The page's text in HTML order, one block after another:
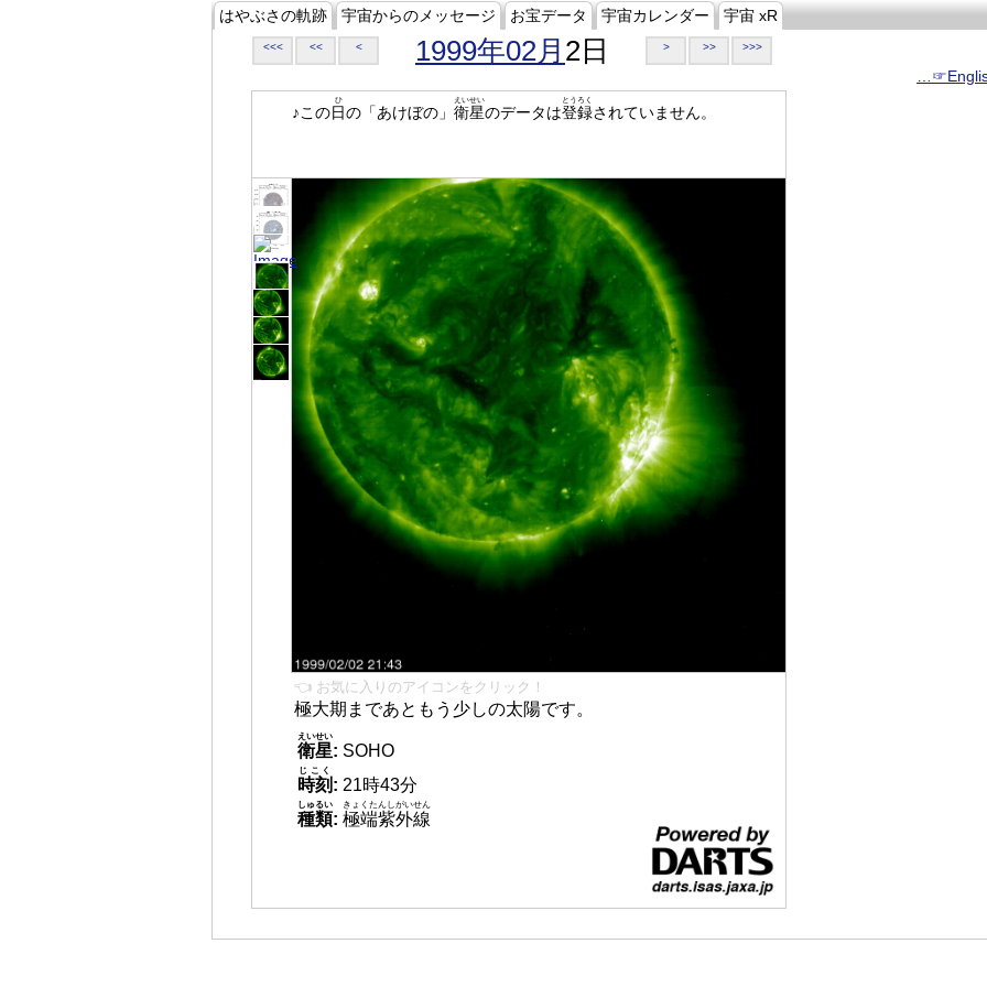
はやぶさの軌跡 宇宙からのメッセージ お宝データ 宇宙カレンダー 宇宙 xR
<<< << < 1999年02月 2日 > >> >>>
♪この日
ひ
の「あけぼの」 衛星
えいせい
のデータは登録
とうろく
されていません。
👈 お気に入りのアイコンをクリック！
極大期まであともう少しの太陽です。
衛星
えいせい
: SOHO
時刻
じこく
: 21時43分
種類
しゅるい
: 極端紫外線
きょくたんしがいせん